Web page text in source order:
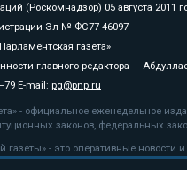
(Роскомнадзор) 05 августа 2011
Эл № ФС77-46097
газета»
главного редактора —
E-mail: pg@pnp.ru
- официальное еженедельное
законов, федеральных
газеты» - это оперативные
активная ссылка на pnp.ru